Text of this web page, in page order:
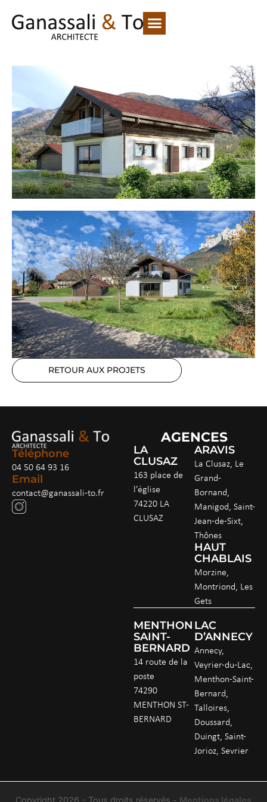
RETOUR AUX PROJETS
Téléphone
04 50 64 93 16
Email
contact@ganassali-to.fr
AGENCES
LA
CLUSAZ
163 place de
l’église
74220 LA
CLUSAZ
ARAVIS
La Clusaz, Le
Grand-
Bornand,
Manigod, Saint-
Jean-de-Sixt,
Thônes
HAUT
CHABLAIS
Morzine,
Montriond, Les
Gets
MENTHON
SAINT-
BERNARD
14 route de la
poste
74290
MENTHON ST-
BERNARD
LAC
D’ANNECY
Annecy,
Veyrier-du-Lac,
Menthon-Saint-
Bernard,
Talloires,
Doussard,
Duingt, Saint-
Jorioz, Sevrier